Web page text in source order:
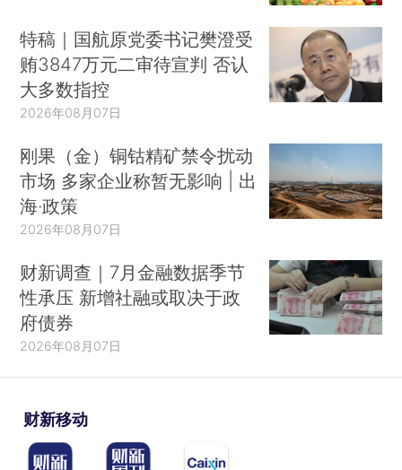
特稿｜国航原党委书记樊澄受
贿3847万元二审待宣判 否认
大多数指控
2026年08月07日
刚果（金）铜钴精矿禁令扰动
市场 多家企业称暂无影响 | 出
海·政策
2026年08月07日
财新调查｜7月金融数据季节
性承压 新增社融或取决于政
府债券
2026年08月07日
财新移动